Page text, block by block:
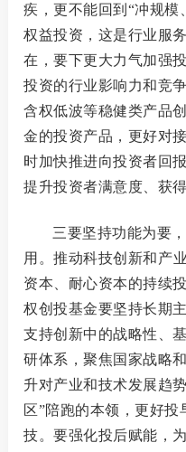
疾，更不能回到 “冲规模
权益投资 ，这是行业服
在，要下更大力气加强
投资的行业影响力和竞
含权低波等稳健类产品
金的投资产品，更好对
时加快推进向投资者回
提升投资者满意度、获得
三要坚持功能为要
用。推动科技创新和产
资本、耐心资本的持续
权创投基金要坚持长期
支持创新中的战略性、
研体系，聚焦国家战略
升对产业和技术发展趋
区”陪跑的本领，更好
技。要强化投后赋能，